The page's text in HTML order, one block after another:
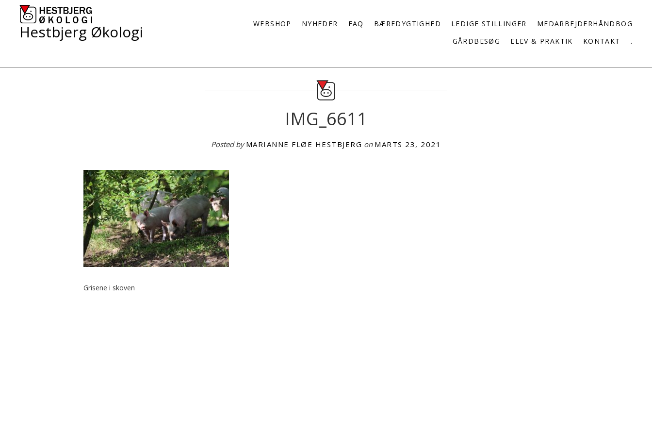
contentHestbjerg Økologi WEBSHOP NYHEDER FAQ BÆREDYGTIGHED LEDIGE STILLINGER
MEDARBEJDERHÅNDBOG
GÅRDBESØG
ELEV & PRAKTIK KONTAKT .
IMG_6611
Posted byMARIANNE FLØE HESTBJERG on MARTS 23, 2021
Grisene i skoven